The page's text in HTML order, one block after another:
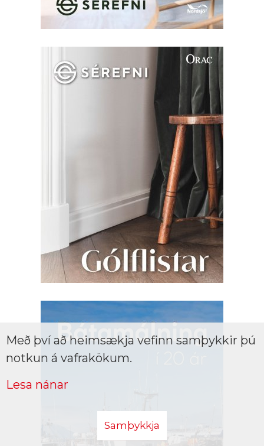
Með því að heimsækja vefinn samþykkir þú
notkun á vafrakökum.
Lesa nánar
Samþykkja